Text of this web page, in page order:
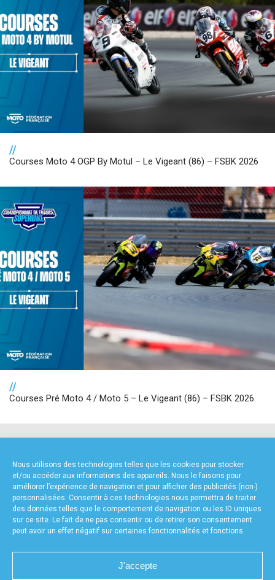
Nous utilisons des technologies telles que les cookies pour stocker
et/ou accéder aux informations des appareils. Nous le faisons pour
améliorer l’expérience de navigation et pour afficher des publicités (non-)
personnalisées. Consentir à ces technologies nous permettra de traiter
des données telles que le comportement de navigation ou les ID uniques
sur ce site. Le fait de ne pas consentir ou de retirer son consentement
peut avoir un effet négatif sur certaines fonctionnalités et fonctions.
J'accepte
//
Courses Moto 4 OGP By Motul – Le Vigeant (86) – FSBK 2026
//
Courses Pré Moto 4 / Moto 5 – Le Vigeant (86) – FSBK 2026